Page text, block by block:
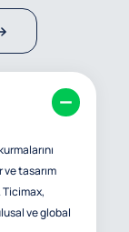
tasarım
Ticimax,
ve global